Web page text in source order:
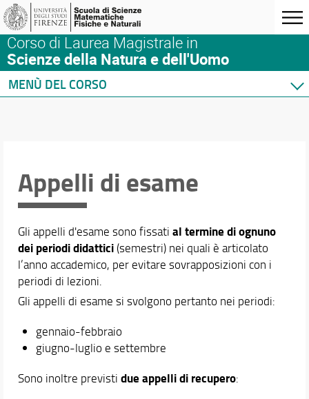
Corso di Laurea Magistrale in
Scienze della Natura e dell'Uomo
MENÙ DEL CORSO
Verbali e Relazioni
Orario e calendari
Calendario didattico
Appelli di esame
Calendario esami di laurea
Appelli di esame
Gli appelli d'esame sono fissati al termine di ognuno
dei periodi didattici(semestri) nei quali è articolato
l’anno accademico, per evitare sovrapposizioni con i
periodi di lezioni.
Gli appelli di esame si svolgono pertanto nei periodi:
gennaio-febbraio
giugno-luglio e settembre
Sono inoltre previsti due appelli di recupero: